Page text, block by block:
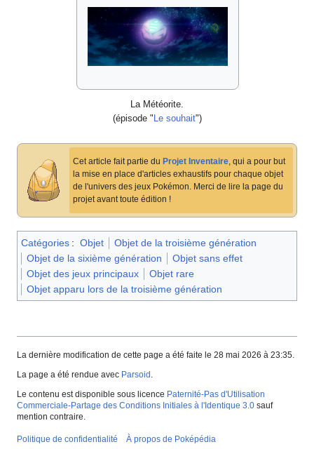
La Météorite.
(épisode " Le souhait")
Cet article fait partie du Projet Inventaire, qui a pour but
la mise en place d'articles exhaustifs pour chaque objet
de l'univers des jeux Pokémon. Merci de lire la page du
projet avant toute édition !
Catégories : Objet
Objet de la troisième génération
Objet de la sixième génération
Objet sans effet
Objet des jeux principaux
Objet rare
Objet apparu lors de la troisième génération
La dernière modification de cette page a été faite le 28 mai 2026 à 23:35.
La page a été rendue avec Parsoid .
Le contenu est disponible sous licence Paternité-Pas d'Utilisation
Commerciale-Partage des Conditions Initiales à l'Identique 3.0 sauf
mention contraire.
Politique de confidentialité À propos de Poképédia